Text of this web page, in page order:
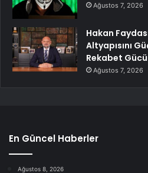
Ağustos 7, 2026
Hakan
Altyapısını
Rekabet
Ağustos 7, 2026
En Güncel Haberler
Ağustos 8, 2026